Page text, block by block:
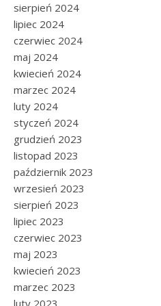
sierpień 2024
lipiec 2024
czerwiec 2024
maj 2024
kwiecień 2024
marzec 2024
luty 2024
styczeń 2024
grudzień 2023
listopad 2023
październik 2023
wrzesień 2023
sierpień 2023
lipiec 2023
czerwiec 2023
maj 2023
kwiecień 2023
marzec 2023
luty 2023